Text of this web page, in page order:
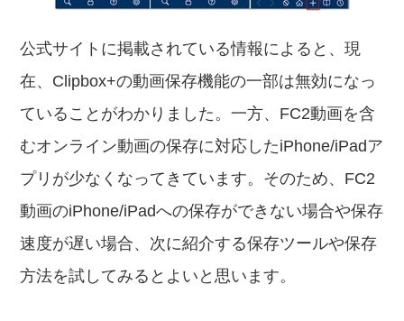
公式サイトに掲載されている情報によると、現
在、Clipbox+の動画保存機能の一部は無効になっ
ていることがわかりました。一方、FC2動画を含
むオンライン動画の保存に対応したiPhone/iPadア
プリが少なくなってきています。そのため、FC2
動画のiPhone/iPadへの保存ができない場合や保存
速度が遅い場合、次に紹介する保存ツールや保存
方法を試してみるとよいと思います。